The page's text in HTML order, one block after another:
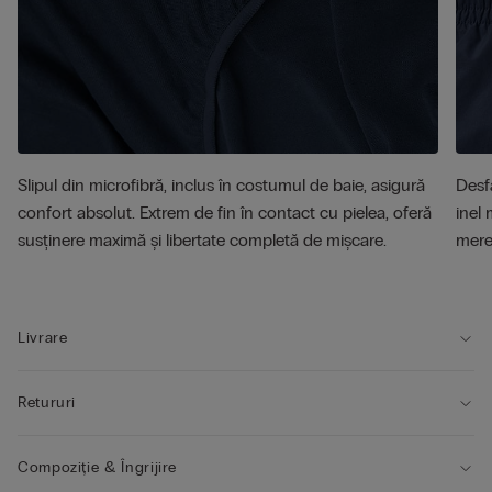
Slipul din microfibră, inclus în costumul de baie, asigură
confort absolut. Extrem de fin în contact cu pielea, oferă
susținere maximă și libertate completă de mișcare.
inel
Livrare
Retururi
Compoziție & Îngrijire